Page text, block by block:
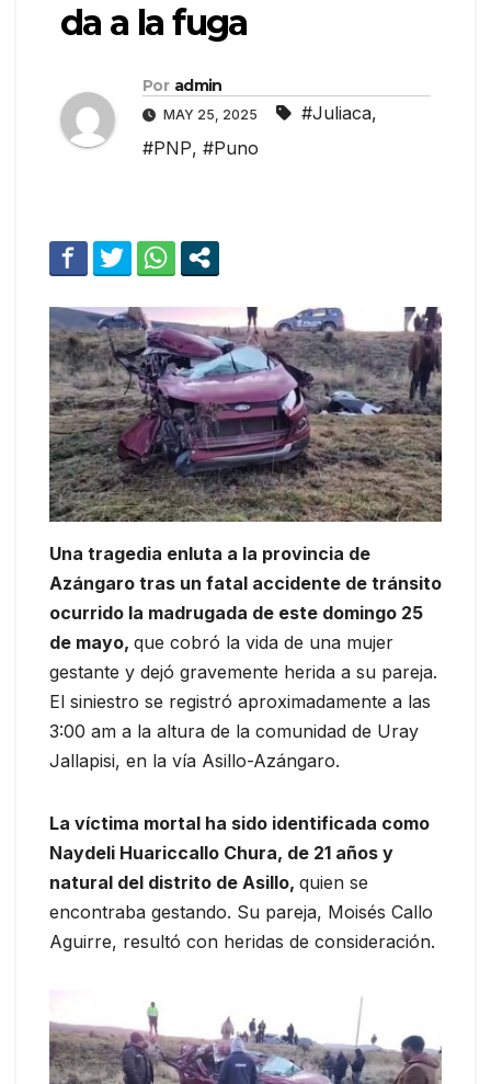
da a la fuga
Por admin
MAY 25, 2025 #Juliaca,
#PNP, #Puno
Una tragedia enluta a la provincia de
Azángaro tras un fatal accidente de tránsito
ocurrido la madrugada de este domingo 25
de mayo, que cobró la vida de una mujer
gestante y dejó gravemente herida a su pareja.
El siniestro se registró aproximadamente a las
3:00 am a la altura de la comunidad de Uray
Jallapisi, en la vía Asillo-Azángaro.
La víctima mortal ha sido identificada como
Naydeli Huariccallo Chura, de 21 años y
natural del distrito de Asillo, quien se
encontraba gestando. Su pareja, Moisés Callo
Aguirre, resultó con heridas de consideración.